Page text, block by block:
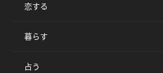
恋する
暮らす
占う